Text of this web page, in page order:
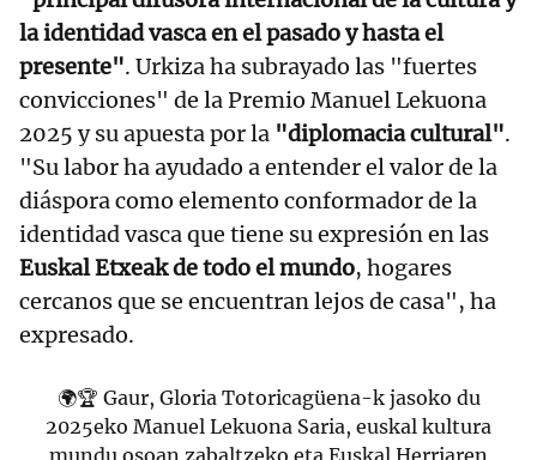
la identidad vasca en el pasado y hasta el
presente". Urkiza ha subrayado las "fuertes
convicciones" de la Premio Manuel Lekuona
2025 y su apuesta por la "diplomacia cultural".
"Su labor ha ayudado a entender el valor de la
diáspora como elemento conformador de la
identidad vasca que tiene su expresión en las
Euskal Etxeak de todo el mundo, hogares
cercanos que se encuentran lejos de casa", ha
expresado.
🌍🏆 Gaur, Gloria Totoricagüena-k jasoko du
2025eko Manuel Lekuona Saria, euskal kultura